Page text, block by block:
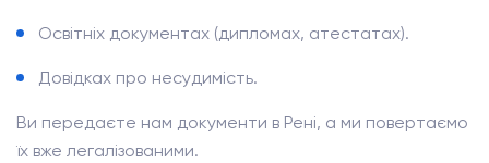
Освітніх документах (дипломах, атестатах).
Довідках про несудимість.
Ви передаєте нам документи в Рені, а ми повертаємо
їх вже легалізованими.